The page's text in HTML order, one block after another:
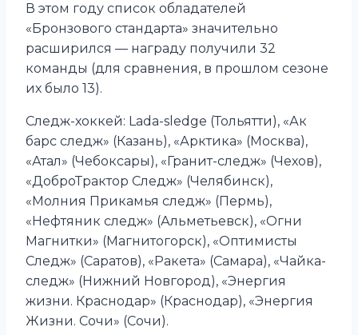
В этом году список обладателей
«Бронзового стандарта» значительно
расширился — награду получили 32
команды (для сравнения, в прошлом сезоне
их было 13).
Следж-хоккей: Lada-sledge (Тольятти), «Ак
барс следж» (Казань), «Арктика» (Москва),
«Атал» (Чебоксары), «Гранит-следж» (Чехов),
«ДоброТрактор Следж» (Челябинск),
«Молния Прикамья следж» (Пермь),
«Нефтяник следж» (Альметьевск), «Огни
Магнитки» (Магнитогорск), «Оптимисты
Следж» (Саратов), «Ракета» (Самара), «Чайка-
следж» (Нижний Новгород), «Энергия
жизни. Краснодар» (Краснодар), «Энергия
Жизни. Сочи» (Сочи).